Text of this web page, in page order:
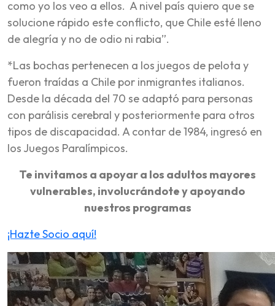
como yo los veo a ellos. A nivel país quiero que se
solucione rápido este conflicto, que Chile esté lleno
de alegría y no de odio ni rabia”.
*Las bochas pertenecen a los juegos de pelota y
fueron traídas a Chile por inmigrantes italianos.
Desde la década del 70 se adaptó para personas
con parálisis cerebral y posteriormente para otros
tipos de discapacidad. A contar de 1984, ingresó en
los Juegos Paralímpicos.
Te invitamos a apoyar a los adultos mayores
vulnerables, involucrándote y apoyando
nuestros programas
¡Hazte Socio aquí!